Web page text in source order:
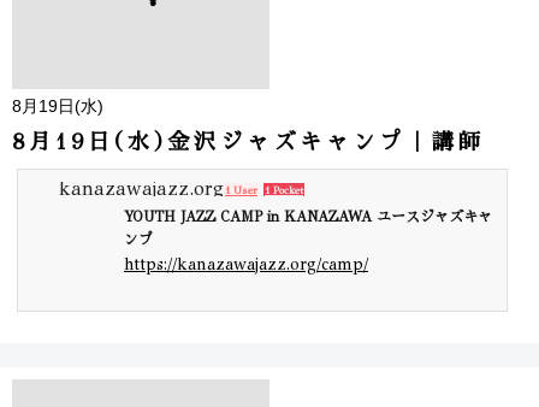
8月19日(水)
8月19日(水)金沢ジャズキャンプ｜講師
kanazawajazz.org 1 User 1 Pocket
YOUTH JAZZ CAMP in KANAZAWA ユースジャズキャ
ンプ
https://kanazawajazz.org/camp/